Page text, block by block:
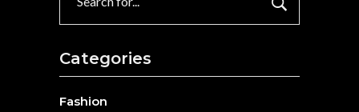
Categories
Fashion